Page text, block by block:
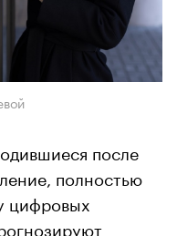
после
полностью
цифровых